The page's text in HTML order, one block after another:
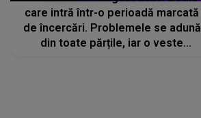
care intră într-o perioadă marcată
de încercări. Problemele se adună
din toate părțile, iar o veste